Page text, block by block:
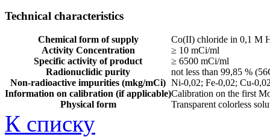
Technical characteristics
Chemical form of supply
Co(II) chloride in 0,1 M
Activity Concentration
≥ 10 mCi/ml
Specific activity of product
≥ 6500 mCi/ml
Radionuclidic purity
not less than 99,85 %
Non-radioactive impurities (mkg/mCi) Ni-0,02; Fe-0,02; Cu-
Information on calibration (if applicable)Calibration on the first
Physical form
Transparent colorless
К списку